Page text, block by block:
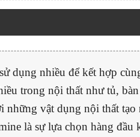
dụng nhiều để kết hợp
trong nội thất như tủ,
vật dụng nội thất tạo
là sự lựa chọn hàng đầu